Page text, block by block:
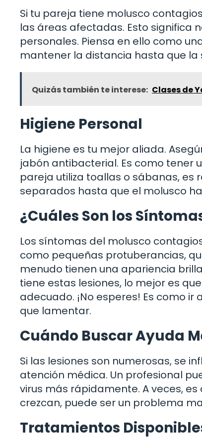
Si tu pareja tiene molusco
las áreas afectadas. Esto significa
personales. Piensa en ello como
mantener la distancia hasta que la
Quizás también te interese: Clases de
Higiene Personal
La higiene es tu mejor aliada.
jabón antibacterial. Es como tener
pareja utiliza toallas o sábanas, es
separados hasta que el molusco
¿Cuáles Son los
Los síntomas del molusco
como pequeñas protuberancias,
menudo tienen una apariencia
tiene estas lesiones, lo mejor es
adecuado. ¡No esperes! Es como
que lamentar.
Cuándo Buscar Ayuda
Si las lesiones son numerosas, se
atención médica. Un profesional
virus más rápidamente. A veces,
crezcan, puede ser un problema
Tratamientos